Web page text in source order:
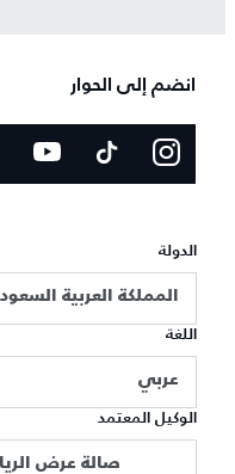
انضم إلى الحوار
الدولة
المملكة العربية
اللغة
عربي
الوكيل المعتمد
صالة عرض